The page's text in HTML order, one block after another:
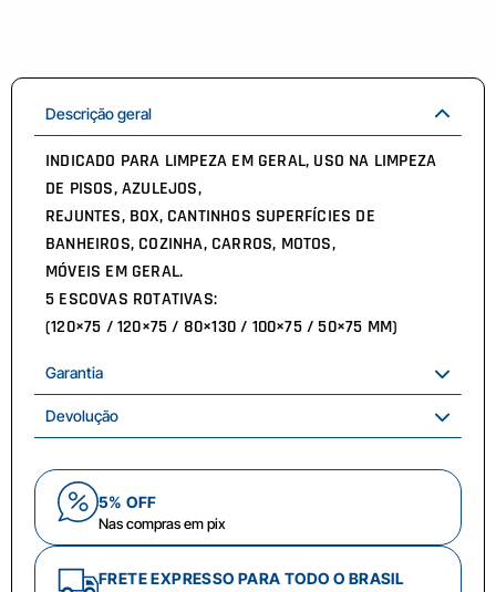
Descrição geral
INDICADO PARA LIMPEZA EM GERAL, USO NA LIMPEZA
DE PISOS, AZULEJOS,
REJUNTES, BOX, CANTINHOS SUPERFÍCIES DE
BANHEIROS, COZINHA, CARROS, MOTOS,
MÓVEIS EM GERAL.
5 ESCOVAS ROTATIVAS:
(120×75 / 120×75 / 80×130 / 100×75 / 50×75 MM)
Garantia
Devolução
5% OFF
Nas compras em pix
FRETE EXPRESSO PARA TODO O BRASIL